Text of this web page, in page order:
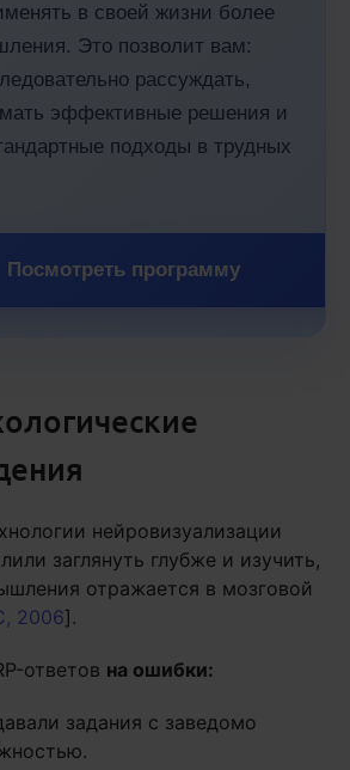
в своей жизни более
Это позволит вам:
рассуждать,
эффективные решения и
подходы в трудных
Посмотреть программу
нейровизуализации
заглянуть глубже и изучить,
отражается в мозговой
2006].
ответов на ошибки:
задания с заведомо